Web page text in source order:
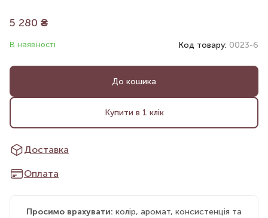
5 280 ₴
В наявності Код товару: 0023-6
До кошика
Купити в 1 клік
Доставка
Оплата
Просимо врахувати: колір, аромат, консистенція та